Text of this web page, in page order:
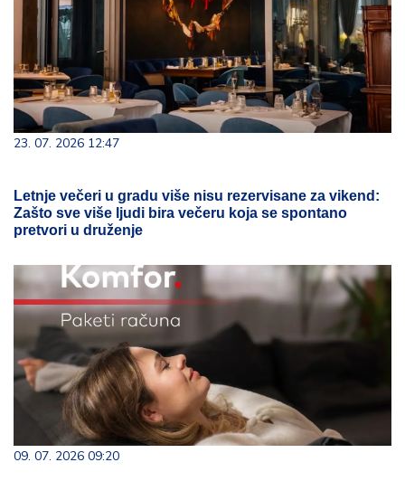
23. 07. 2026 12:47
Letnje večeri u gradu više nisu rezervisane za vikend:
Zašto sve više ljudi bira večeru koja se spontano
pretvori u druženje
09. 07. 2026 09:20